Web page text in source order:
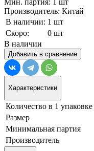
Производитель: Китай
В наличии: 1 шт
Скоро:
0 шт
В наличии
Добавить в сравнение
Характеристики
Количество в 1 упаковке
Размер
Минимальная партия
Производитель